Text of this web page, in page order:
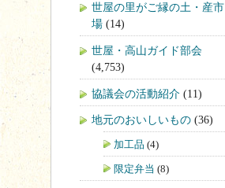
世屋の里がご縁の土・産市
場 (14)
世屋・高山ガイド部会
(4,753)
協議会の活動紹介 (11)
地元のおいしいもの (36)
加工品 (4)
限定弁当 (8)